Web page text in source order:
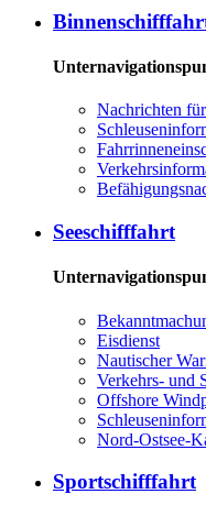
Nachrichten
Seeschifffahrt
Eisdienst
Nautischer
Verkehrs- und
Offshore
Nord-Ostsee-
Sportschifffahrt